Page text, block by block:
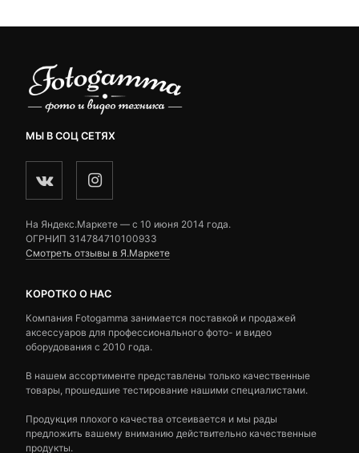
МЫ В СОЦ СЕТЯХ
На Яндекс.Маркете — c 10 июня 2014 года.
ОГРНИП 314784710100933
Смотреть отзывы в Я.Маркете
КОРОТКО О НАС
Компания Fotogamma занимается поставкой и продажей
аксессуаров для профессионального фото- и видео
оборудования с 2010 года.
В нашем ассортименте представлены только качественные
товары, прошедшие тестирование нашими специалистами.
Продукция плохого качества отсеивается и мы рады
предложить вашему вниманию действительно качественные
продукты.